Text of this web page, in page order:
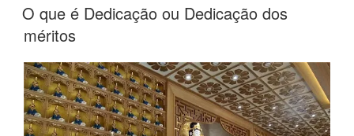
O que é Dedicação ou Dedicação dos
méritos